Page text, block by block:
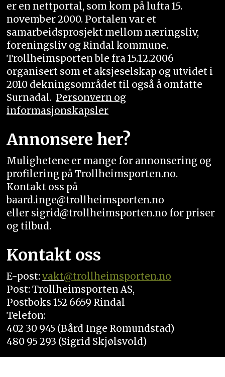
er en nettportal, som kom på lufta 15.
november 2000. Portalen var et
samarbeidsprosjekt mellom næringsliv,
foreningsliv og Rindal kommune.
Trollheimsporten ble fra 15.12.2006
organisert som et aksjeselskap og utvidet i
2010 dekningsområdet til også å omfatte
Surnadal. Personvern og
informasjonskapsler
Annonsere her?
Mulighetene er mange for annonsering og
profilering på Trollheimsporten.no.
Kontakt oss på
baard.inge@trollheimsporten.no
eller sigrid@trollheimsporten.no for priser
og tilbud.
Kontakt oss
E-post:vakt@trollheimsporten.no
Post: Trollheimsporten AS,
Postboks 152 6659 Rindal
Telefon:
402 30 945 (Bård Inge Romundstad)
480 95 293 (Sigrid Skjølsvold)